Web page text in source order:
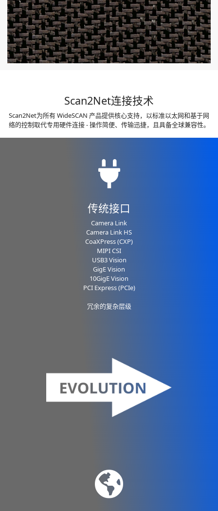
Scan2Net连接技术
Scan2Net为所有 WideSCAN 产品提供核心支持，以标准以太网和基于网
络的控制取代专用硬件连接 - 操作简便、传输迅捷，且具备全球兼容性。
fa-
传统接口
Camera Link
Camera Link HS
CoaXPress (CXP)
MIPI CSI
USB3 Vision
GigE Vision
10GigE Vision
PCI Express (PCIe)
冗余的复杂层级
fa-
globe